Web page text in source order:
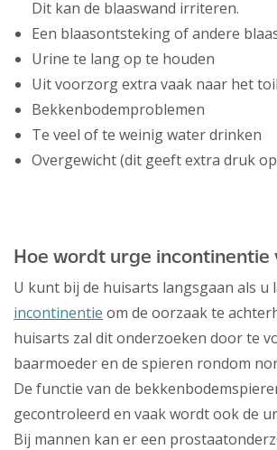
Dit kan de blaaswand irriteren.
Een blaasontsteking of andere
Urine te lang op te houden
Uit voorzorg extra vaak naar het
Bekkenbodemproblemen
Te veel of te weinig water drinken
Overgewicht (dit geeft extra druk
Hoe wordt urge incontinentie
U kunt bij de huisarts langsgaan als u
incontinentie om de oorzaak te
huisarts zal dit onderzoeken door te
baarmoeder en de spieren rondom
De functie van de
gecontroleerd en vaak wordt ook de
Bij mannen kan er een